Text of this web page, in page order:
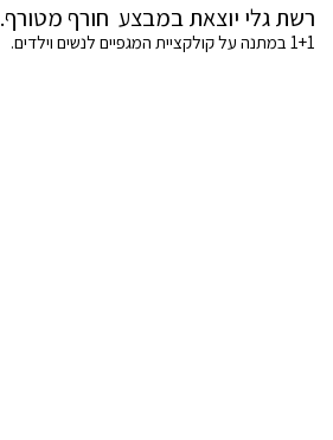
רשת גלי יוצאת במבצע חורף מטורף.
1+1 במתנה על קולקציית המגפיים לנשים וילדים.